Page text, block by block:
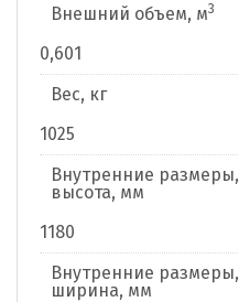
Внешний объем, м3
0,601
Вес, кг
1025
Внутренние размеры,
высота, мм
1180
Внутренние размеры,
ширина, мм